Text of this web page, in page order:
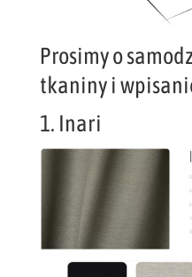
Prosimy o
tkaniny i
1. Inari